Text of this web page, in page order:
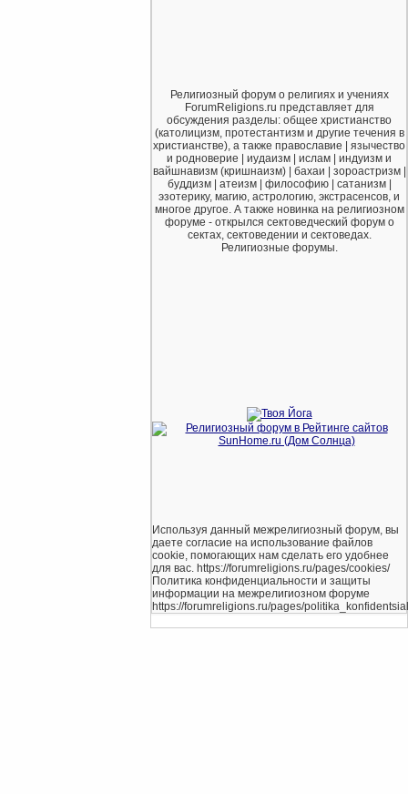
Религиозный форум о религиях и учениях
ForumReligions.ru представляет для
обсуждения разделы: общее христианство
(католицизм, протестантизм и другие течения в
христианстве), а также православие | язычество
и родноверие | иудаизм | ислам | индуизм и
вайшнавизм (кришнаизм) | бахаи | зороастризм |
буддизм | атеизм | философию | сатанизм |
эзотерику, магию, астрологию, экстрасенсов, и
многое другое. А также новинка на религиозном
форуме - открылся сектоведческий форум о
сектах, сектоведении и сектоведах.
Религиозные форумы.
Используя данный межрелигиозный форум, вы
даете согласие на использование файлов
cookie, помогающих нам сделать его удобнее
для вас. https://forumreligions.ru/pages/cookies/
Политика конфиденциальности и защиты
информации на межрелигиозном форуме
https://forumreligions.ru/pages/